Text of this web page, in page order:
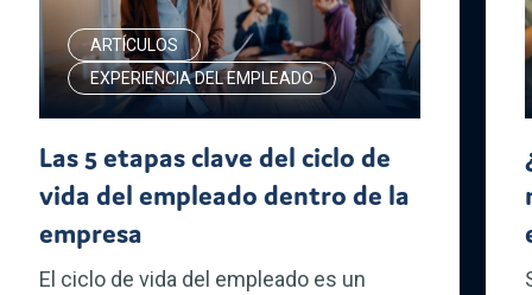
ARTÍCULOS
EXPERIENCIA DEL EMPLEADO
Las 5 etapas clave del ciclo de
vida del empleado dentro de la
empresa
El ciclo de vida del empleado es un